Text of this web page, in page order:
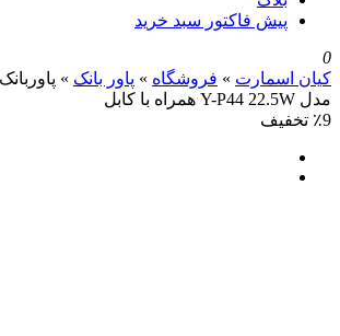
پیش فاکتور سبد خرید
0
کیان اسمارت » فروشگاه » پاور بانک »
مدل Y-P44 22.5W همراه با کابل
٪9 تخفیف